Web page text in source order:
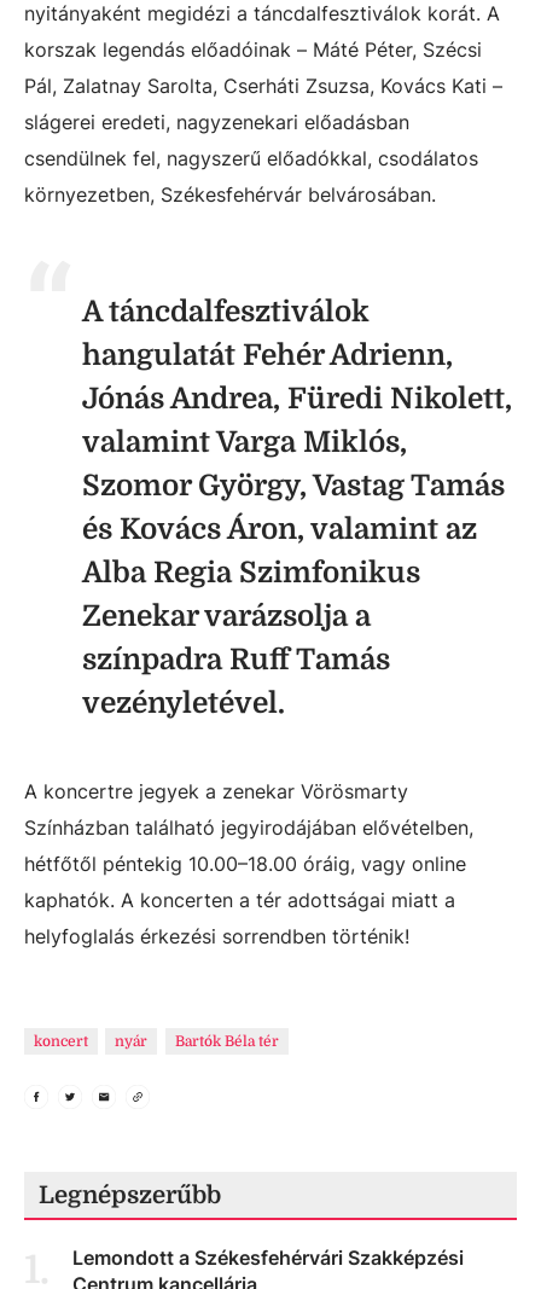
nyitányaként megidézi a táncdalfesztiválok korát. A
korszak legendás előadóinak – Máté Péter, Szécsi
Pál, Zalatnay Sarolta, Cserháti Zsuzsa, Kovács Kati –
slágerei eredeti, nagyzenekari előadásban
csendülnek fel, nagyszerű előadókkal, csodálatos
környezetben, Székesfehérvár belvárosában.
A táncdalfesztiválok
hangulatát Fehér Adrienn,
Jónás Andrea, Füredi Nikolett,
valamint Varga Miklós,
Szomor György, Vastag Tamás
és Kovács Áron, valamint az
Alba Regia Szimfonikus
Zenekar varázsolja a
színpadra Ruff Tamás
vezényletével.
A koncertre jegyek a zenekar Vörösmarty
Színházban található jegyirodájában elővételben,
hétfőtől péntekig 10.00–18.00 óráig, vagy online
kaphatók. A koncerten a tér adottságai miatt a
helyfoglalás érkezési sorrendben történik!
koncert nyár Bartók Béla tér
Legnépszerűbb
1.
Lemondott a Székesfehérvári Szakképzési